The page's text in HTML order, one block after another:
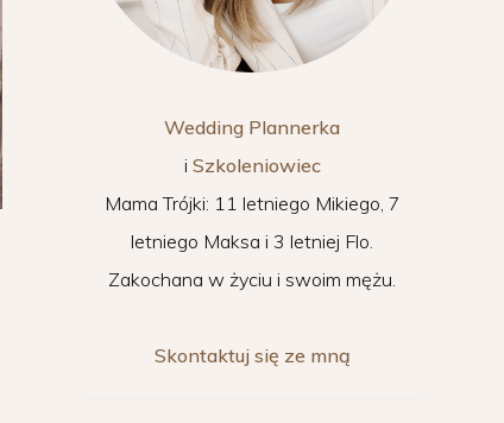
Wedding Plannerka
i Szkoleniowiec
Mama Trójki: 11 letniego Mikiego, 7
letniego Maksa i 3 letniej Flo.
Zakochana w życiu i swoim mężu.
Skontaktuj się ze mną